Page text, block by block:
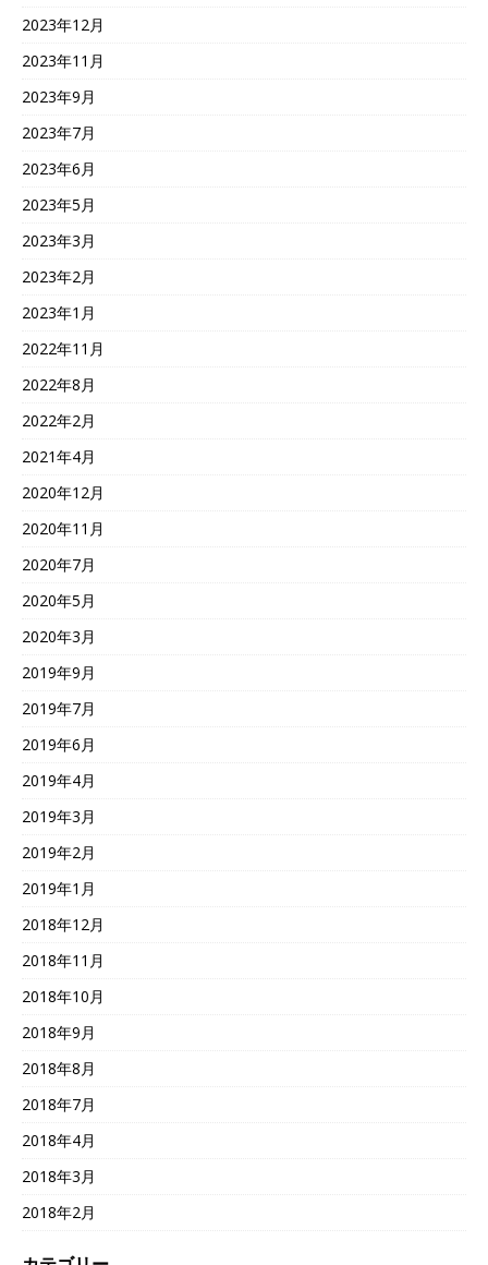
2023年12月
2023年11月
2023年9月
2023年7月
2023年6月
2023年5月
2023年3月
2023年2月
2023年1月
2022年11月
2022年8月
2022年2月
2021年4月
2020年12月
2020年11月
2020年7月
2020年5月
2020年3月
2019年9月
2019年7月
2019年6月
2019年4月
2019年3月
2019年2月
2019年1月
2018年12月
2018年11月
2018年10月
2018年9月
2018年8月
2018年7月
2018年4月
2018年3月
2018年2月